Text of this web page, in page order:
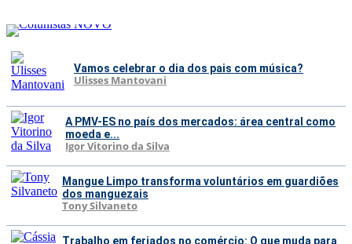
Vamos celebrar o dia dos pais com música?
Ulisses Mantovani
A PMV-ES no país dos mercados: área central como
moeda e...
Igor Vitorino da Silva
Mangue Limpo transforma voluntários em guardiões
dos manguezais
Tony Silvaneto
Trabalho em feriados no comércio: O que muda para